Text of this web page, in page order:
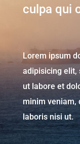
culpa qui
Lorem ipsum
adipisicing elit,
ut labore et
minim veniam,
laboris nisi ut.